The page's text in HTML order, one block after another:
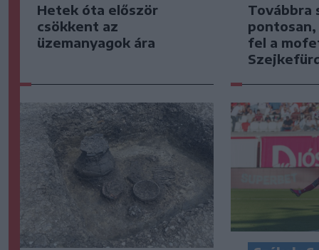
Hetek óta először
csökkent az
üzemanyagok ára
Továbbra
fel a